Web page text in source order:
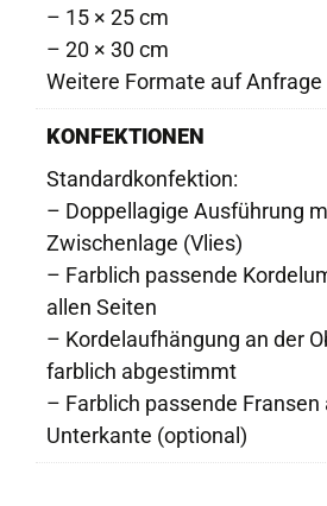
– 15 × 25 cm
– 20 × 30 cm
Weitere Formate auf
KONFEKTIONEN
Standardkonfektion:
– Doppellagige Ausführung
Zwischenlage (Vlies)
– Farblich passende
allen Seiten
– Kordelaufhängung an der
farblich abgestimmt
– Farblich passende Fransen
Unterkante (optional)